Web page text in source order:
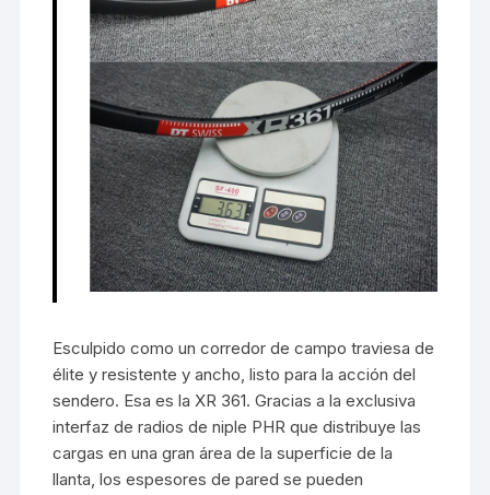
Esculpido como un corredor de campo traviesa de
élite y resistente y ancho, listo para la acción del
sendero. Esa es la XR 361. Gracias a la exclusiva
interfaz de radios de niple PHR que distribuye las
cargas en una gran área de la superficie de la
llanta, los espesores de pared se pueden